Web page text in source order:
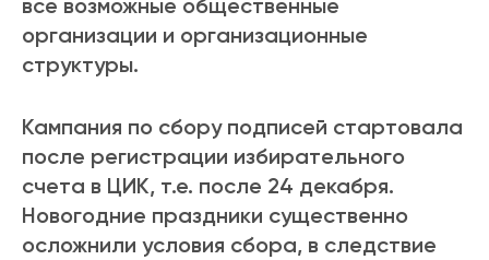
все возможные общественные
организации и организационные
структуры.
Кампания по сбору подписей стартовала
после регистрации избирательного
счета в ЦИК, т.е. после 24 декабря.
Новогодние праздники существенно
осложнили условия сбора, в следствие